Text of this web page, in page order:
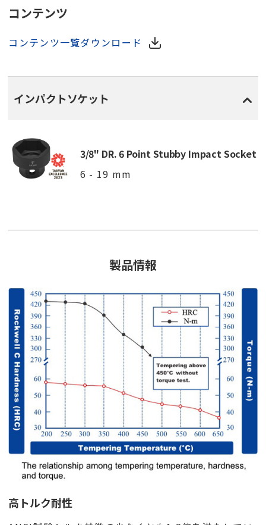
コンテンツ
コンテンツ一覧ダウンロード
インパクトソケット
3/8" DR. 6 Point Stubby Impact Socket
6 - 19 mm
製品情報
高トルク耐性